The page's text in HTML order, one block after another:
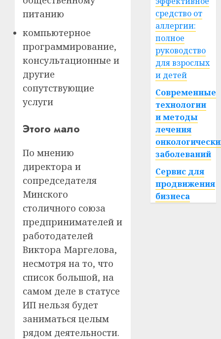
питанию
компьютерное
программирование,
консультационные и
другие
сопутствующие
услуги
Этого мало
По мнению
директора и
сопредседателя
Минского
столичного союза
предпринимателей и
работодателей
Виктора Маргелова,
несмотря на то, что
список большой, на
самом деле в статусе
ИП нельзя будет
заниматься целым
рядом деятельности.
средство от
аллергии:
полное
руководство
для взрослых
и детей
Современные
технологии
и методы
лечения
заболеваний
Сервис для
продвижения
бизнеса